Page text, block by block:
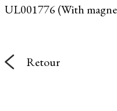
UL001776 (With
Retour